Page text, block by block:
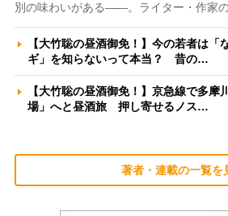
別の味わいがある――。ライター・作家
【大竹聡の昼酒御免！】今の若者は「
ギ」を知らないって本当？ 昔の…
【大竹聡の昼酒御免！】京急線で多摩
場」へと昼酒旅 押し寄せるノス…
著者・連載の一覧を